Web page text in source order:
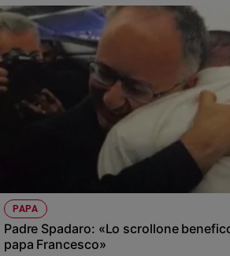
PAPA
Padre Spadaro: «Lo scrollone
papa Francesco»